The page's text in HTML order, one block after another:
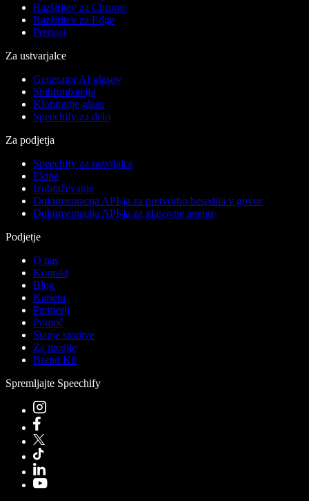
Razširitev za Chrome
Razširitev za Edge
Prenosi
Za ustvarjalce
Generator AI glasov
Sinhronizacija
Kloniranje glasu
Speechify za delo
Za podjetja
Speechify za razvijalce
Ekipe
Izobraževanje
Dokumentacija API-ja za pretvorbo besedila v govor
Dokumentacija API-ja za glasovne agente
Podjetje
O nas
Kontakt
Blog
Kariera
Partnerji
Pomoč
Stanje storitve
Za medije
Brand Kit
Spremljajte Speechify